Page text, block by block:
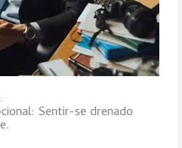
Sentir-se drenado